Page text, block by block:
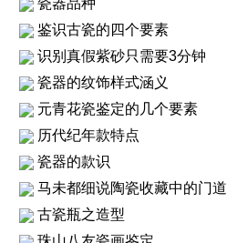
瓷器品种
鉴识古瓷的四个要素
识别真假紫砂只需要3分钟
瓷器的纹饰样式涵义
元青花瓷鉴定的几个要素
历代纪年款特点
瓷器的款识
马未都细说陶瓷收藏中的门道
古瓷瓶之造型